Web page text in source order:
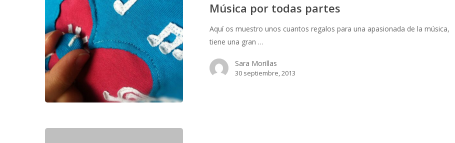
Música por todas partes
Aquí os muestro unos cuantos regalos para una apasionada de la música,
tiene una gran …
Sara Morillas
30 septiembre, 2013